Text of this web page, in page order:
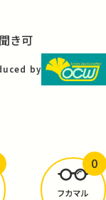
き可
by
たか？
フカマル
0